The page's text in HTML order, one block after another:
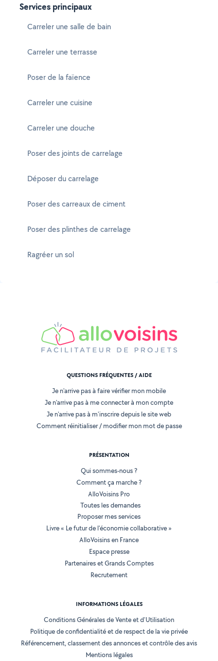
Services principaux
Carreler une salle de bain
Carreler une terrasse
Poser de la faïence
Carreler une cuisine
Carreler une douche
Poser des joints de carrelage
Déposer du carrelage
Poser des carreaux de ciment
Poser des plinthes de carrelage
Ragréer un sol
QUESTIONS FRÉQUENTES / AIDE
Je n'arrive pas à faire vérifier mon mobile
Je n'arrive pas à me connecter à mon compte
Je n'arrive pas à m'inscrire depuis le site web
Comment réinitialiser / modifier mon mot de passe
PRÉSENTATION
Qui sommes-nous ?
Comment ça marche ?
AlloVoisins Pro
Toutes les demandes
Proposer mes services
Livre « Le futur de l'économie collaborative »
AlloVoisins en France
Espace presse
Partenaires et Grands Comptes
Recrutement
INFORMATIONS LÉGALES
Conditions Générales de Vente et d'Utilisation
Politique de confidentialité et de respect de la vie privée
Référencement, classement des annonces et contrôle des avis
Mentions légales